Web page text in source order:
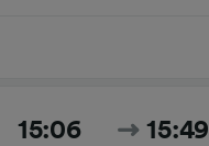
15:06 15:49